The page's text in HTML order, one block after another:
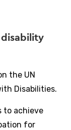
disability
the UN
Disabilities.
to achieve
for